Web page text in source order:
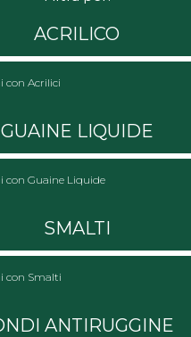
ACRILICO
con Acrilici
GUAINE LIQUIDE
con Guaine Liquide
SMALTI
con Smalti
ANTIRUGGINE